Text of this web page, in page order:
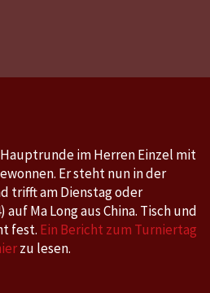
im Herren Einzel mit
Er steht nun in der
trifft am Dienstag oder
auf Ma Long aus China. Tisch und
fest. Ein Bericht zum Turniertag
zu lesen.